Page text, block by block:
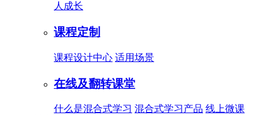
人成长
课程定制
课程设计中心 适用场景
在线及翻转课堂
什么是混合式学习 混合式学习产品 线上微课